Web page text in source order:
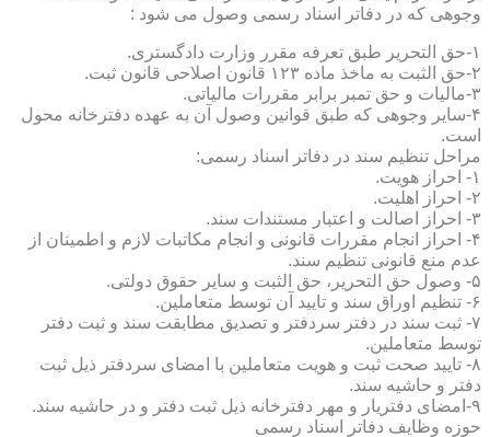
وجوهی که در دفاتر اسناد رسمی وصول می شود :
۱-حق التحریر طبق تعرفه مقرر وزارت دادگستری.
۲-حق الثبت به ماخذ ماده ۱۲۳ قانون اصلاحی قانون ثبت.
۳-مالیات و حق تمبر برابر مقررات مالیاتی.
۴-سایر وجوهی که طبق قوانین وصول آن به عهده دفترخانه محول
است.
مراحل تنظیم سند در دفاتر اسناد رسمی:
۱- احراز هویت.
۲- احراز اهلیت.
۳- احراز اصالت و اعتبار مستندات سند.
۴- احراز انجام مقررات قانونی و انجام مکاتبات لازم و اطمینان از
عدم منع قانونی تنظیم سند.
۵- وصول حق التحریر، حق الثبت و سایر حقوق دولتی.
۶- تنظیم اوراق سند و تایید آن توسط متعاملین.
۷- ثبت سند در دفتر سردفتر و تصدیق مطابقت سند و ثبت دفتر
توسط متعاملین.
۸- تایید صحت ثبت و هویت متعاملین با امضای سردفتر ذیل ثبت
دفتر و حاشیه سند.
۹-امضای دفتریار و مهر دفترخانه ذیل ثبت دفتر و در حاشیه سند.
حوزه وظایف دفاتر اسناد رسمی